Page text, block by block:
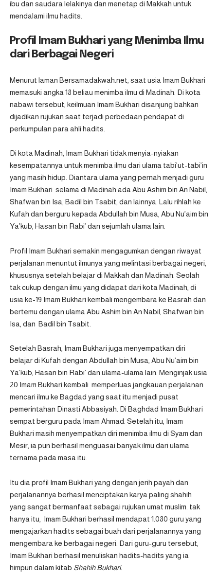
ibu dan saudara lelakinya dan menetap di Makkah untuk
mendalami ilmu hadits.
Profil Imam Bukhari yang Menimba Ilmu
dari Berbagai Negeri
Menurut laman Bersamadakwah.net , saat usia Imam Bukhari
memasuki angka 18 beliau menimba ilmu di Madinah. Di kota
nabawi tersebut, keilmuan Imam Bukhari disanjung bahkan
dijadikan rujukan saat terjadi perbedaan pendapat di
perkumpulan para ahli hadits.
Di kota Madinah, Imam Bukhari tidak menyia-nyiakan
kesempatannya untuk menimba ilmu dari ulama tabi’ut-tabi’in
yang masih hidup. Diantara ulama yang pernah menjadi guru
Imam Bukhari selama di Madinah ada Abu Ashim bin An Nabil,
Shafwan bin Isa, Badil bin Tsabit, dan lainnya. Lalu rihlah ke
Kufah dan berguru kepada Abdullah bin Musa, Abu Nu’aim bin
Ya’kub, Hasan bin Rabi’ dan sejumlah ulama lain.
Profil Imam Bukhari semakin mengagumkan dengan riwayat
perjalanan menuntut ilmunya yang melintasi berbagai negeri,
khususnya setelah belajar di Makkah dan Madinah. Seolah
tak cukup dengan ilmu yang didapat dari kota Madinah, di
usia ke-19 Imam Bukhari kembali mengembara ke Basrah dan
bertemu dengan ulama Abu Ashim bin An Nabil, Shafwan bin
Isa, dan Badil bin Tsabit.
Setelah Basrah, Imam Bukhari juga menyempatkan diri
belajar di Kufah dengan Abdullah bin Musa, Abu Nu’aim bin
Ya’kub, Hasan bin Rabi’ dan ulama-ulama lain. Menginjak usia
20 Imam Bukhari kembali memperluas jangkauan perjalanan
mencari ilmu ke Bagdad yang saat itu menjadi pusat
pemerintahan Dinasti Abbasiyah. Di Baghdad Imam Bukhari
sempat berguru pada Imam Ahmad. Setelah itu, Imam
Bukhari masih menyempatkan diri menimba ilmu di Syam dan
Mesir, ia pun berhasil menguasai banyak ilmu dari ulama
ternama pada masa itu.
Itu dia profil Imam Bukhari yang dengan jerih payah dan
perjalanannya berhasil menciptakan karya paling shahih
yang sangat bermanfaat sebagai rujukan umat muslim. tak
hanya itu, Imam Bukhari berhasil mendapat 1.080 guru yang
mengajarkan hadits sebagai buah dari perjalanannya yang
mengembara ke berbagai negeri. Dari guru-guru tersebut,
Imam Bukhari berhasil menuliskan hadits-hadits yang ia
himpun dalam kitab Shahih Bukhari.